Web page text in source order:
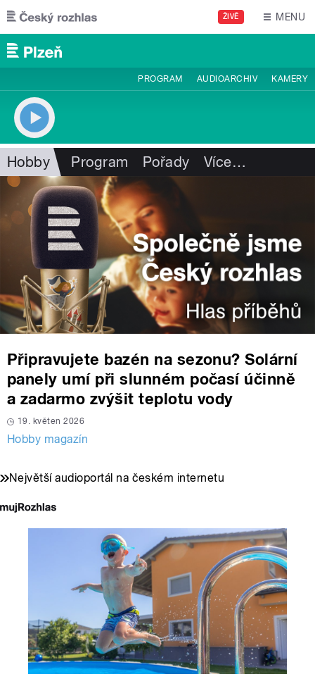
Přejít k hlavnímu obsahu
ŽIVĚ MENU
PROGRAM AUDIOARCHIV KAMERY
Hobby Program Pořady Více…
Připravujete bazén na sezonu? Solární
panely umí při slunném počasí účinně
a zadarmo zvýšit teplotu vody
19. květen 2026
Hobby magazín
Největší audioportál na českém internetu